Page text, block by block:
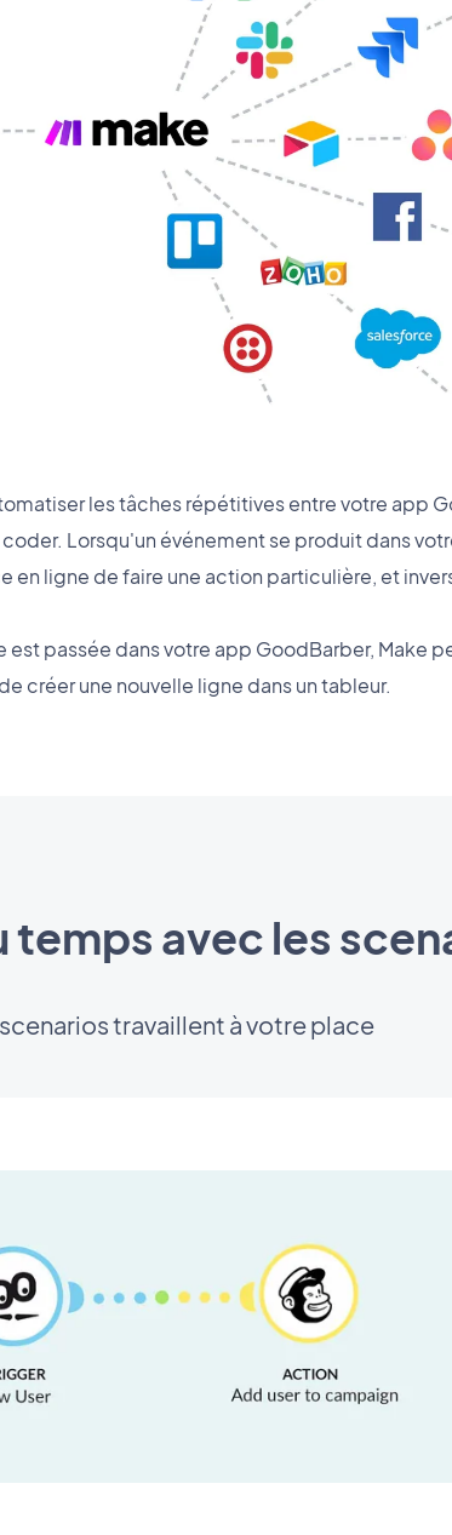
les tâches répétitives entre votre app
Lorsqu'un événement se produit dans
en ligne de faire une action particulière, et
est passée dans votre app GoodBarber, Make
créer une nouvelle ligne dans un tableur.
temps avec les
travaillent à votre place